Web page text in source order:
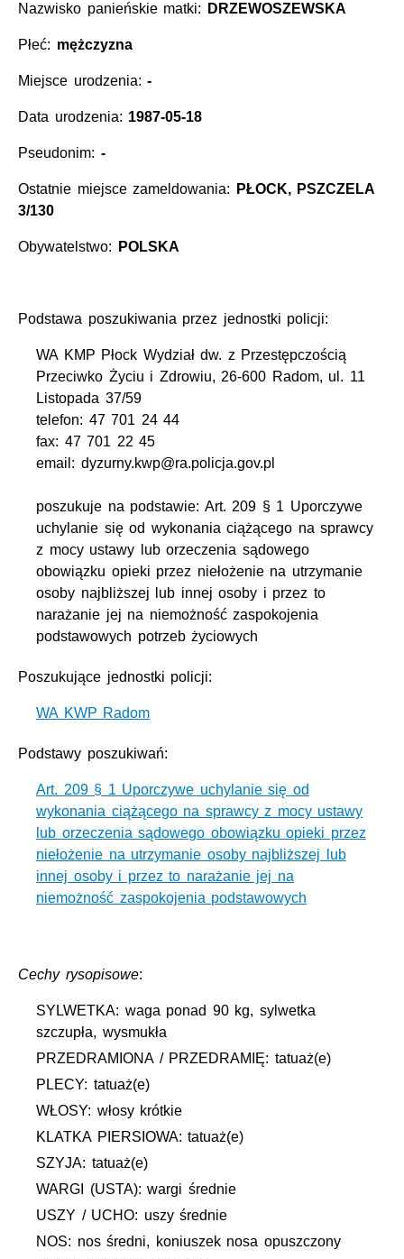
Nazwisko panieńskie matki: DRZEWOSZEWSKA
Płeć: mężczyzna
Miejsce urodzenia:-
Data urodzenia: 1987-05-18
Pseudonim: -
Ostatnie miejsce zameldowania:
PŁOCK, PSZCZELA
3/130
Obywatelstwo: POLSKA
Podstawa poszukiwania przez jednostki policji:
WA KMP Płock Wydział dw. z Przestępczością
Przeciwko Życiu i Zdrowiu, 26-600 Radom, ul. 11
Listopada 37/59
telefon: 47 701 24 44
fax: 47 701 22 45
email: dyzurny.kwp@ra.policja.gov.pl
poszukuje na podstawie: Art. 209 § 1 Uporczywe
uchylanie się od wykonania ciążącego na sprawcy
z mocy ustawy lub orzeczenia sądowego
obowiązku opieki przez niełożenie na utrzymanie
osoby najbliższej lub innej osoby i przez to
narażanie jej na niemożność zaspokojenia
podstawowych potrzeb życiowych
Poszukujące jednostki policji:
WA KWP Radom
Podstawy poszukiwań:
Art. 209 § 1 Uporczywe uchylanie się od
wykonania ciążącego na sprawcy z mocy ustawy
lub orzeczenia sądowego obowiązku opieki przez
niełożenie na utrzymanie osoby najbliższej lub
innej osoby i przez to narażanie jej na
niemożność zaspokojenia podstawowych
Cechy rysopisowe:
SYLWETKA: waga ponad 90 kg, sylwetka
szczupła, wysmukła
PRZEDRAMIONA / PRZEDRAMIĘ: tatuaż(e)
PLECY: tatuaż(e)
WŁOSY: włosy krótkie
KLATKA PIERSIOWA: tatuaż(e)
SZYJA: tatuaż(e)
WARGI (USTA): wargi średnie
USZY / UCHO: uszy średnie
NOS: nos średni, koniuszek nosa opuszczony